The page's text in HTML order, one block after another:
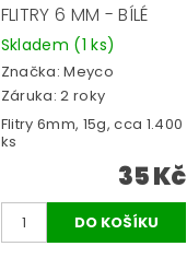
FLITRY 6 MM - BÍLÉ
Skladem (1 ks)
Značka:Meyco
Záruka: 2 roky
Flitry 6mm, 15g, cca 1.400
ks
35 Kč